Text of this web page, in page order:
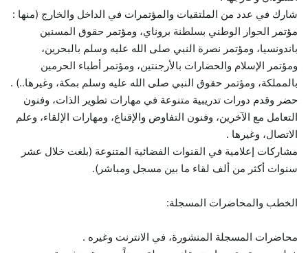
شارك في عدد من الملتقيات والمؤتمرات في الداخل والخارج (منها :
مؤتمر الحوار الوطني بسلطنة بروناي، ومؤتمر حقوق المسنين
باندونسيا، ومؤتمر نصرة النبي صلى الله عليه وسلم بالبحرين،
ومؤتمر الإسلام والحضارات بالأرجنتين، ومؤتمر أطباء الحرمين
بالمملكة، ومؤتمر حقوق النبي صلى الله عليه وسلم بمكة، وغيرها..) .
حضر وقدم دورات تدريبية متنوعة في مهارات تطوير الذات، وفنون
التعامل مع الآخرين، وفنون التفاوض والإقناع، ومهارات الإلقاء، وعلم
الاتصال، وغيرها .
مشاركات إعلامية في القنوات الفضائية المتنوعة (بلغت خلال عشر
سنوات أكثر من ألف لقاء ما بين مسجل ومباشر).
الخطب والمحاضرات المسجلة:
محاضرات المسجلة المنشورة، في الانترنت وغيره .